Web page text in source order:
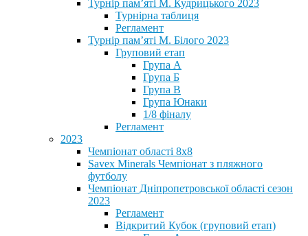
Турнір пам’яті М. Кудрицького 2023
Турнірна таблиця
Регламент
Турнір пам’яті М. Білого 2023
Груповий етап
Група А
Група Б
Група В
Група Юнаки
1/8 фіналу
Регламент
2023
Чемпіонат області 8х8
Savex Minerals Чемпіонат з пляжного
футболу
Чемпіонат Дніпропетровської області сезон
2023
Регламент
Відкритий Кубок (груповий етап)